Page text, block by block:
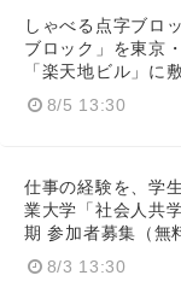
しゃべる点字ブロ
ブロック」を東京
「楽天地ビル」に
8/5 13:30
仕事の経験を、学
業大学「社会人共
期 参加者募集（無
8/3 13:30